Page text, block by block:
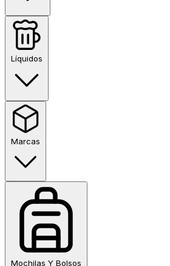
Líquidos
Marcas
Mochilas Y Bolsos